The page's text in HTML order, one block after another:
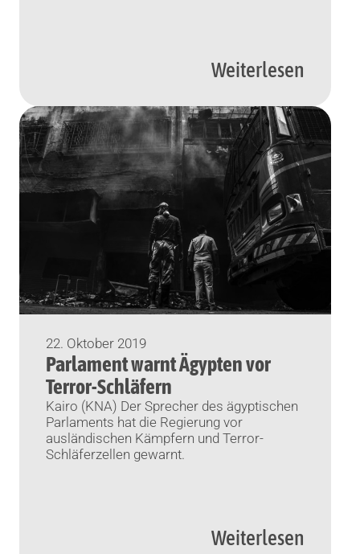
Weiterlesen
22. Oktober 2019
Parlament warnt Ägypten vor
Terror-Schläfern
Kairo (KNA) Der Sprecher des ägyptischen
Parlaments hat die Regierung vor
ausländischen Kämpfern und Terror-
Schläferzellen gewarnt.
Weiterlesen